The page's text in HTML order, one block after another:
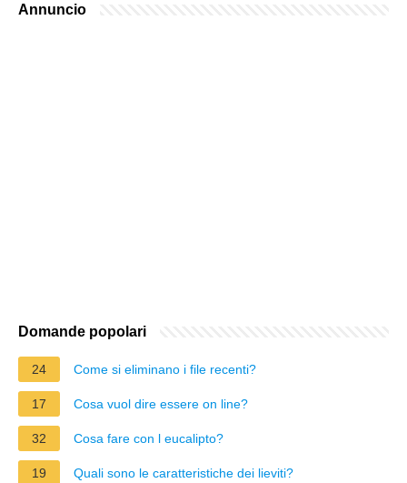
Annuncio
Domande popolari
24 Come si eliminano i file recenti?
17 Cosa vuol dire essere on line?
32 Cosa fare con l eucalipto?
19 Quali sono le caratteristiche dei lieviti?